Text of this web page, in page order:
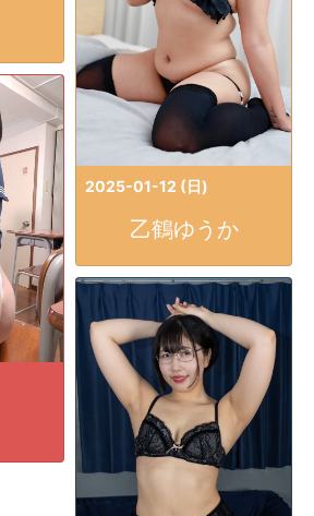
2025-01-12 (日)
乙鶴ゆうか